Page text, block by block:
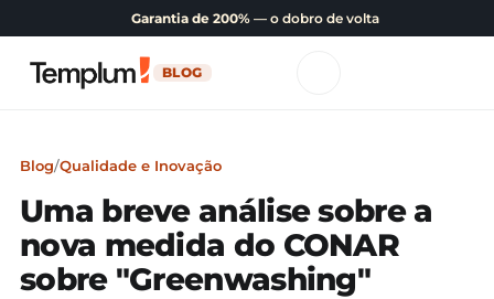
Garantia de 200% — o dobro de volta
BLOG
Blog/Qualidade e Inovação
Uma breve análise sobre a
nova medida do CONAR
sobre "Greenwashing"